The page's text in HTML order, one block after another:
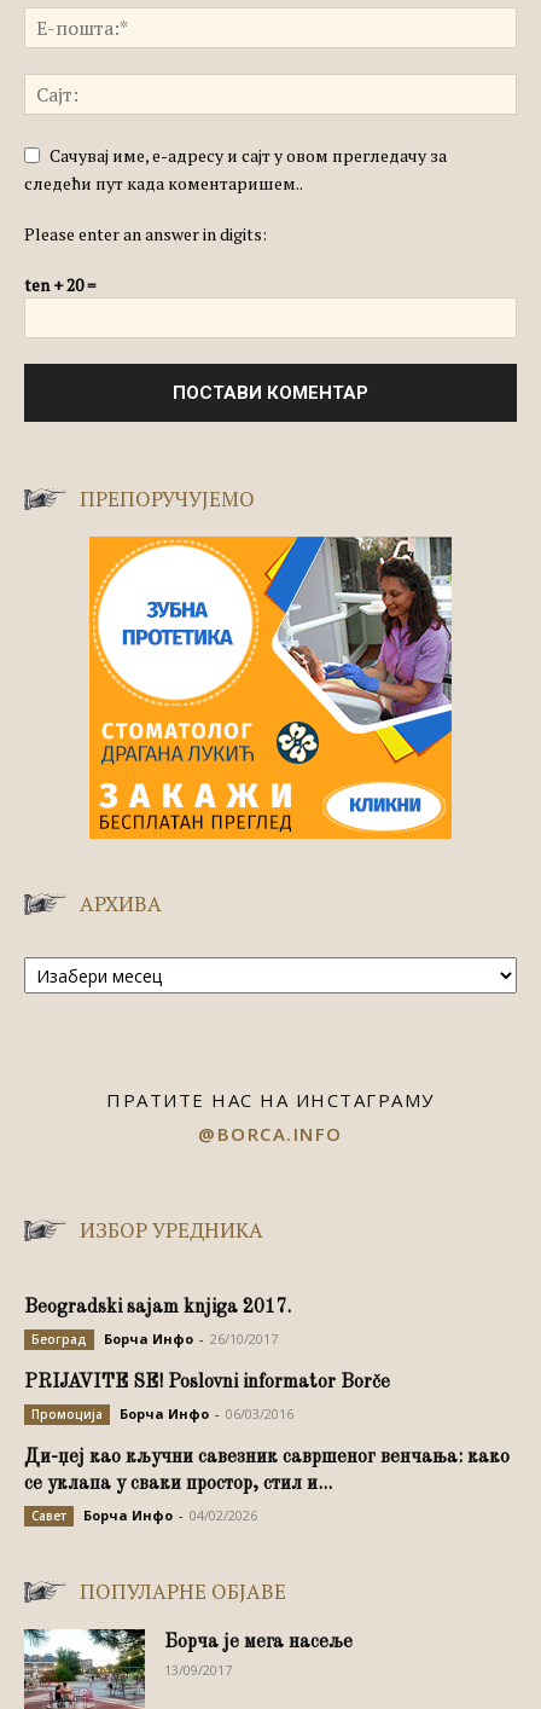
Сачувај име, е-адресу и сајт у овом прегледачу за
следећи пут када коментаришем..
Please enter an answer in digits:
ten + 20 =
ПРЕПОРУЧУЈЕМО
АРХИВА
Архива
ПРАТИТЕ НАС НА ИНСТАГРАМУ
@BORCA.INFO
ИЗБОР УРЕДНИКА
Beogradski sajam knjiga 2017.
Београд Борча Инфо - 26/10/2017
PRIJAVITE SE! Poslovni informator Borče
Промоција Борча Инфо - 06/03/2016
Ди-џеј као кључни савезник савршеног венчања: како
се уклапа у сваки простор, стил и...
Савет Борча Инфо - 04/02/2026
ПОПУЛАРНЕ ОБЈАВЕ
Борча је мега насеље
13/09/2017